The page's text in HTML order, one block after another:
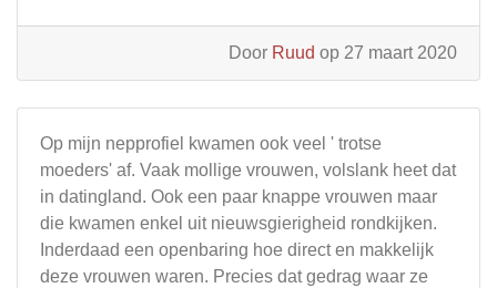
Door Ruud op 27 maart 2020
Op mijn nepprofiel kwamen ook veel ' trotse
moeders' af. Vaak mollige vrouwen, volslank heet dat
in datingland. Ook een paar knappe vrouwen maar
die kwamen enkel uit nieuwsgierigheid rondkijken.
Inderdaad een openbaring hoe direct en makkelijk
deze vrouwen waren. Precies dat gedrag waar ze